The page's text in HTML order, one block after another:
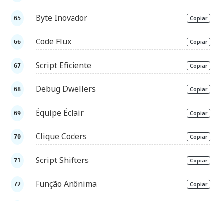
Byte Inovador Copiar
Code Flux Copiar
Script Eficiente Copiar
Debug Dwellers Copiar
Équipe Éclair Copiar
Clique Coders Copiar
Script Shifters Copiar
Função Anônima Copiar